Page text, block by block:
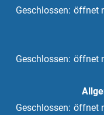
Klicken, um weitere
Geschlossen: öffnet
Klicken, um weitere
Geschlossen: öffnet
Klicken, um weitere
Geschlossen: öffnet